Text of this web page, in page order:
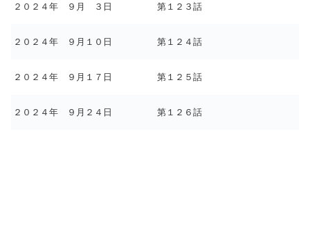
２０２４年 ９月 ３日 第１２３話
２０２４年 ９月１０日 第１２４話
２０２４年 ９月１７日 第１２５話
２０２４年 ９月２４日 第１２６話